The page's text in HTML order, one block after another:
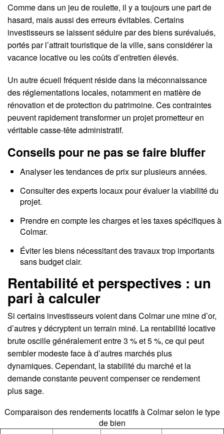
Comme dans un jeu de roulette, il y a toujours une part de
hasard, mais aussi des erreurs évitables. Certains
investisseurs se laissent séduire par des biens surévalués,
portés par l’attrait touristique de la ville, sans considérer la
vacance locative ou les coûts d’entretien élevés.
Un autre écueil fréquent réside dans la méconnaissance
des réglementations locales, notamment en matière de
rénovation et de protection du patrimoine. Ces contraintes
peuvent rapidement transformer un projet prometteur en
véritable casse-tête administratif.
Conseils pour ne pas se faire bluffer
Analyser les tendances de prix sur plusieurs années.
Consulter des experts locaux pour évaluer la viabilité du
projet.
Prendre en compte les charges et les taxes spécifiques à
Colmar.
Éviter les biens nécessitant des travaux trop importants
sans budget clair.
Rentabilité et perspectives : un
pari à calculer
Si certains investisseurs voient dans Colmar une mine d’or,
d’autres y décryptent un terrain miné. La rentabilité locative
brute oscille généralement entre 3 % et 5 %, ce qui peut
sembler modeste face à d’autres marchés plus
dynamiques. Cependant, la stabilité du marché et la
demande constante peuvent compenser ce rendement
plus sage.
Comparaison des rendements locatifs à Colmar selon le type
de bien